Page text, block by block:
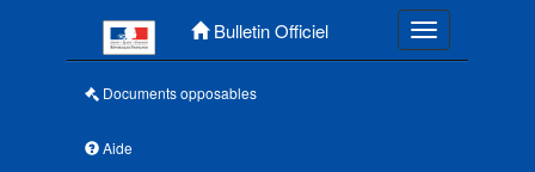
Bulletin Officiel Toggle
Documents opposables
Aide